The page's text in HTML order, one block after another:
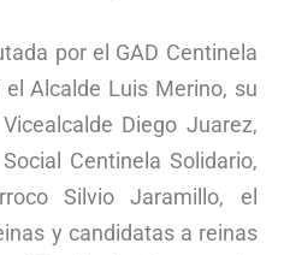
por el GAD Centinela
Alcalde Luis Merino, su
Diego Juarez,
Centinela Solidario,
Silvio Jaramillo, el
y candidatas a reinas